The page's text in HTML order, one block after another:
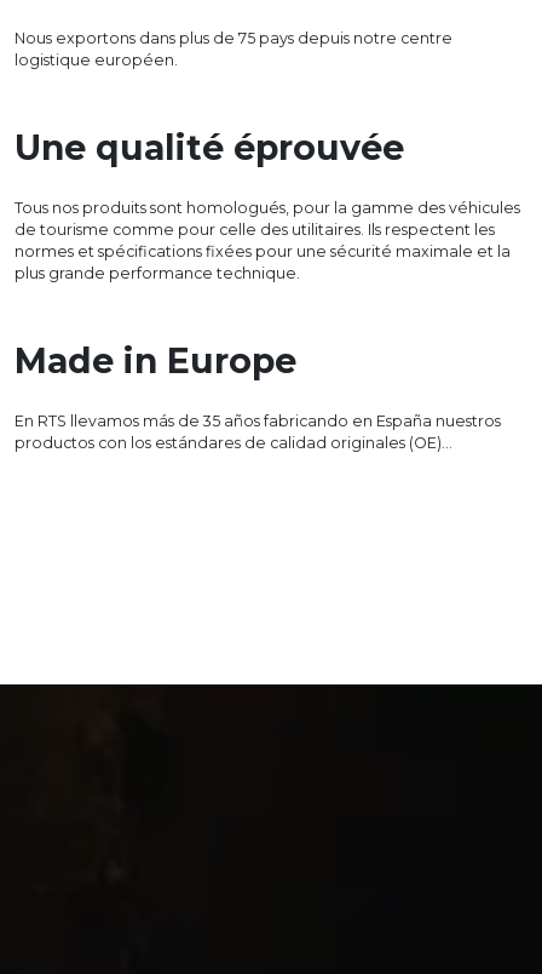
Nous exportons dans plus de 75 pays depuis notre centre
logistique européen.
Une qualité éprouvée
Tous nos produits sont homologués, pour la gamme des véhicules
de tourisme comme pour celle des utilitaires. Ils respectent les
normes et spécifications fixées pour une sécurité maximale et la
plus grande performance technique.
Made in Europe
En RTS llevamos más de 35 años fabricando en España nuestros
productos con los estándares de calidad originales (OE)…